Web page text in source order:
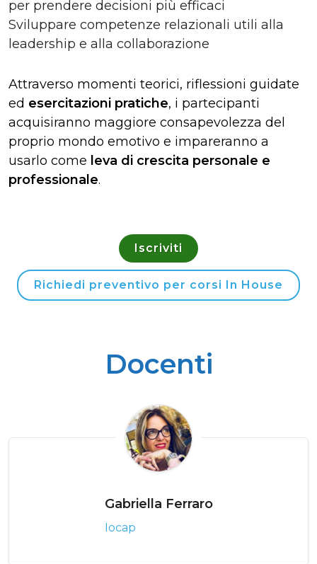
per prendere decisioni più efficaci
Sviluppare competenze relazionali utili alla
leadership e alla collaborazione
Attraverso momenti teorici, riflessioni guidate
ed esercitazioni pratiche, i partecipanti
acquisiranno maggiore consapevolezza del
proprio mondo emotivo e impareranno a
usarlo come leva di crescita personale e
professionale.
Iscriviti
Richiedi preventivo per corsi In House
Docenti
Gabriella Ferraro
Iocap